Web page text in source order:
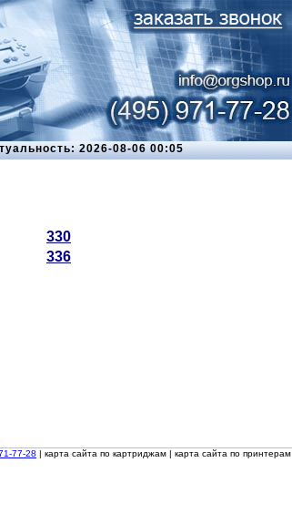
2026-08-06 00:05
330
336
77-28 | карта сайта по картриджам | карта сайта по принтерам